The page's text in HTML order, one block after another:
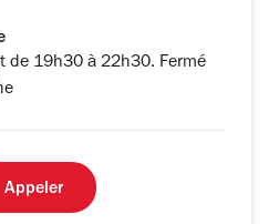
de 19h30 à 22h30. Fermé
Appeler